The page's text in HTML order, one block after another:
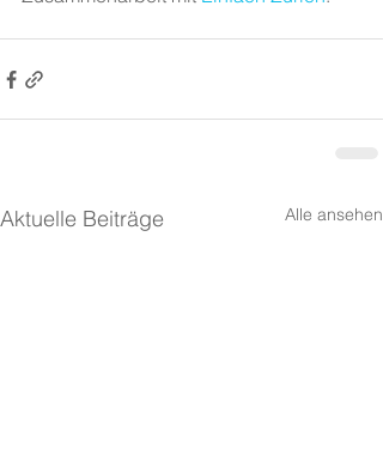
Aktuelle Beiträge Alle ansehen